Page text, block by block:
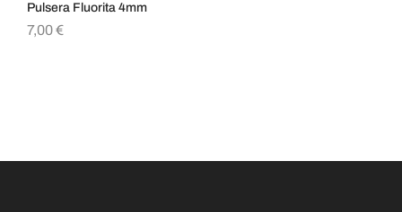
Pulsera Fluorita 4mm
7,00€